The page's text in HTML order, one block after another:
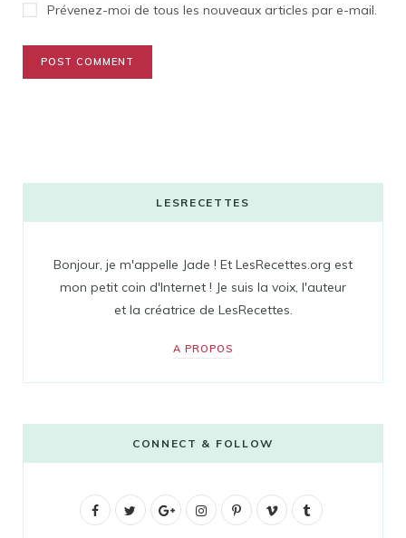
Prévenez-moi de tous les nouveaux articles par e-mail.
LESRECETTES
Bonjour, je m'appelle Jade ! Et LesRecettes.org est
mon petit coin d'Internet ! Je suis la voix, l'auteur
et la créatrice de LesRecettes.
A PROPOS
CONNECT & FOLLOW
F
G
I
P
V